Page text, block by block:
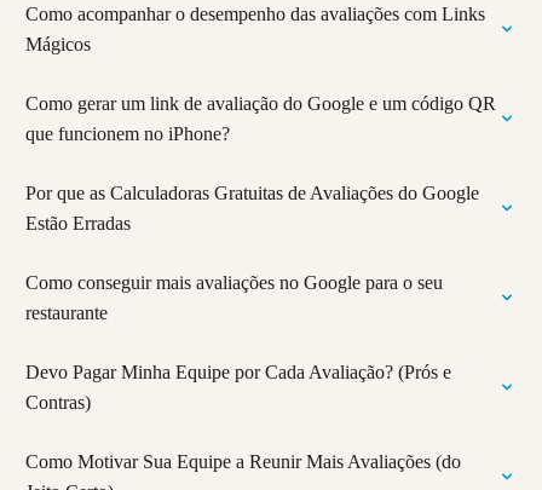
Como acompanhar o desempenho das avaliações com Links
Mágicos
Como gerar um link de avaliação do Google e um código QR
que funcionem no iPhone?
Por que as Calculadoras Gratuitas de Avaliações do Google
Estão Erradas
Como conseguir mais avaliações no Google para o seu
restaurante
Devo Pagar Minha Equipe por Cada Avaliação? (Prós e
Contras)
Como Motivar Sua Equipe a Reunir Mais Avaliações (do